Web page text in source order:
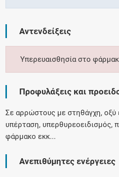
Αντενδείξεις
Υπερευαισθησία στο
Προφυλάξεις και
Σε αρρώστους με στηθάγχη, οξύ
υπέρταση, υπερθυρεοειδισμός,
φάρμακο εκκ...
Ανεπιθύμητες ενέργειες